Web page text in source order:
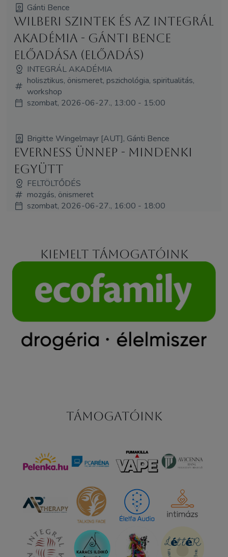
Gánti Bence
Wilberi szintek és az Integrál
Akadémia - Gánti Bence
előadása (Előadás)
INTEGRÁL AKADÉMIA
holisztikus, önismeret, pszichológia, spiritualitás,
workshop
szombat, 2026-06-27., 13:00 - 15:00
Brigitte Wingelmayr [AUT], Gánti Bence
EVERNESS ÜNNEP - mindenki
együtt
FELTÖLTŐDÉS
mozgás, önismeret
szombat, 2026-06-27., 16:00 - 18:00
Kiemelt támogatóink
Támogatóink